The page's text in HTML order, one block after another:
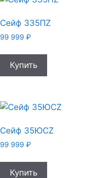
Сейф 335ПZ
99 999 ₽
Купить
Сейф 35ЮСZ
99 999 ₽
Купить